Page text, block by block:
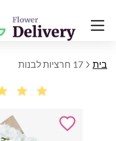
בית 17 חרציות לבנות